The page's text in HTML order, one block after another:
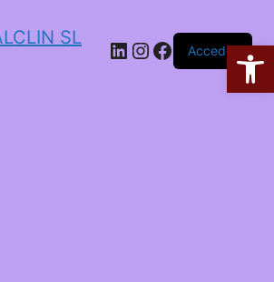
SL
Acceder